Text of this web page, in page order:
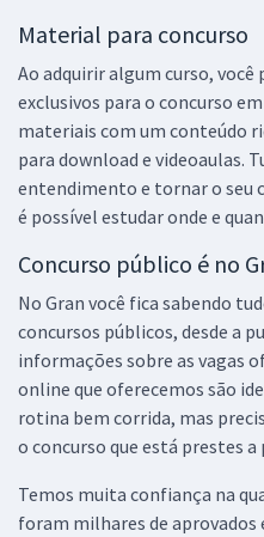
Material para concurso
Ao adquirir algum curso, você
exclusivos para o concurso
materiais com um conteúdo
para download e videoaulas.
entendimento e tornar o seu
é possível estudar onde e
Concurso público é no
No Gran você fica sabendo
concursos públicos, desde a
informações sobre as vagas
online que oferecemos são
rotina bem corrida, mas
o concurso que está prestes
Temos muita confiança na
foram milhares de aprovados